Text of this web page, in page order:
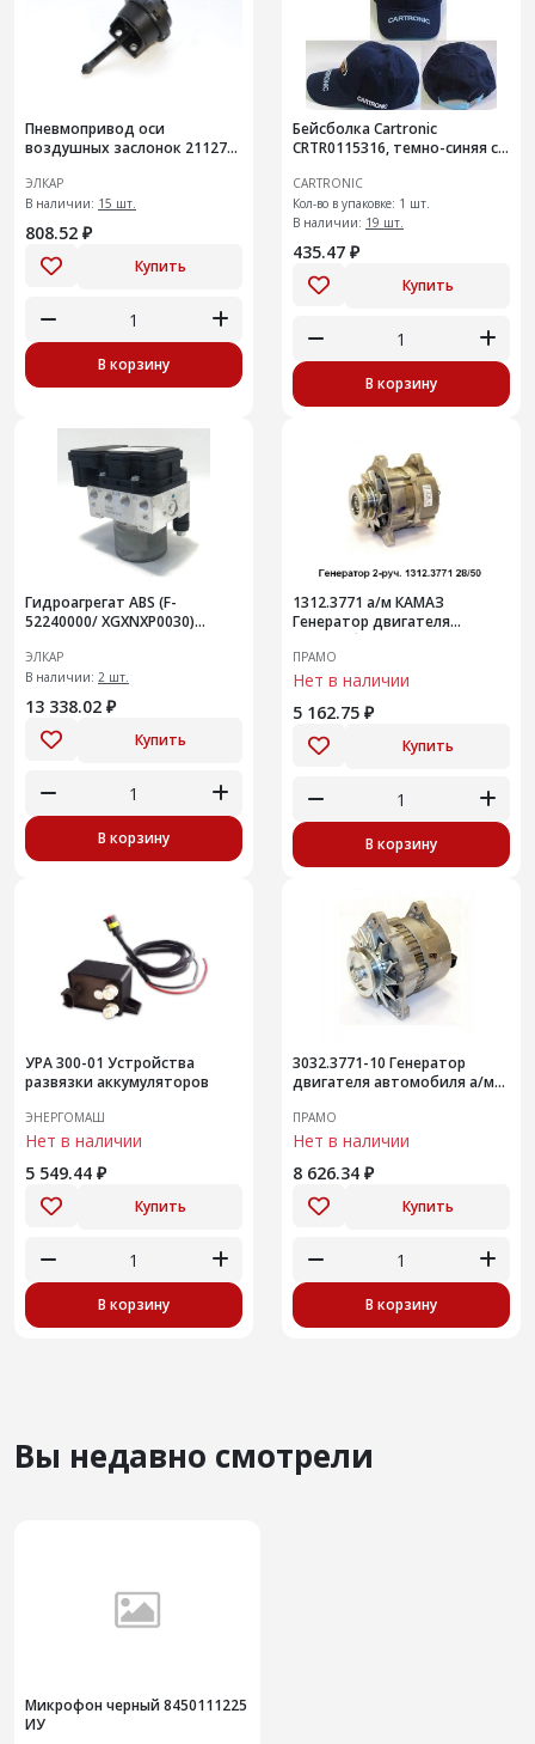
Пневмопривод оси
воздушных заслонок 21127-
ЭЛКАР
В наличии: 15 шт.
808.52 ₽
Купить
В корзину
Бейсболка Cartronic
CRTR0115316, темно-синяя с
CARTRONIC
Кол-во в упаковке: 1 шт.
В наличии: 19 шт.
435.47 ₽
Купить
В корзину
Гидроагрегат ABS (F-
52240000/ XGXNXP0030)
ЭЛКАР
В наличии: 2 шт.
13 338.02 ₽
Купить
В корзину
1312.3771 а/м КАМАЗ
Генератор двигателя
автомобиля
ПРАМО
Нет в наличии
5 162.75 ₽
Купить
В корзину
УРА 300-01 Устройства
развязки аккумуляторов
ЭНЕРГОМАШ
Нет в наличии
5 549.44 ₽
Купить
В корзину
3032.3771-10 Генератор
двигателя автомобиля а/м
ПРАМО
Нет в наличии
8 626.34 ₽
Купить
В корзину
Вы недавно смотрели
Микрофон черный 8450111225
ИУ